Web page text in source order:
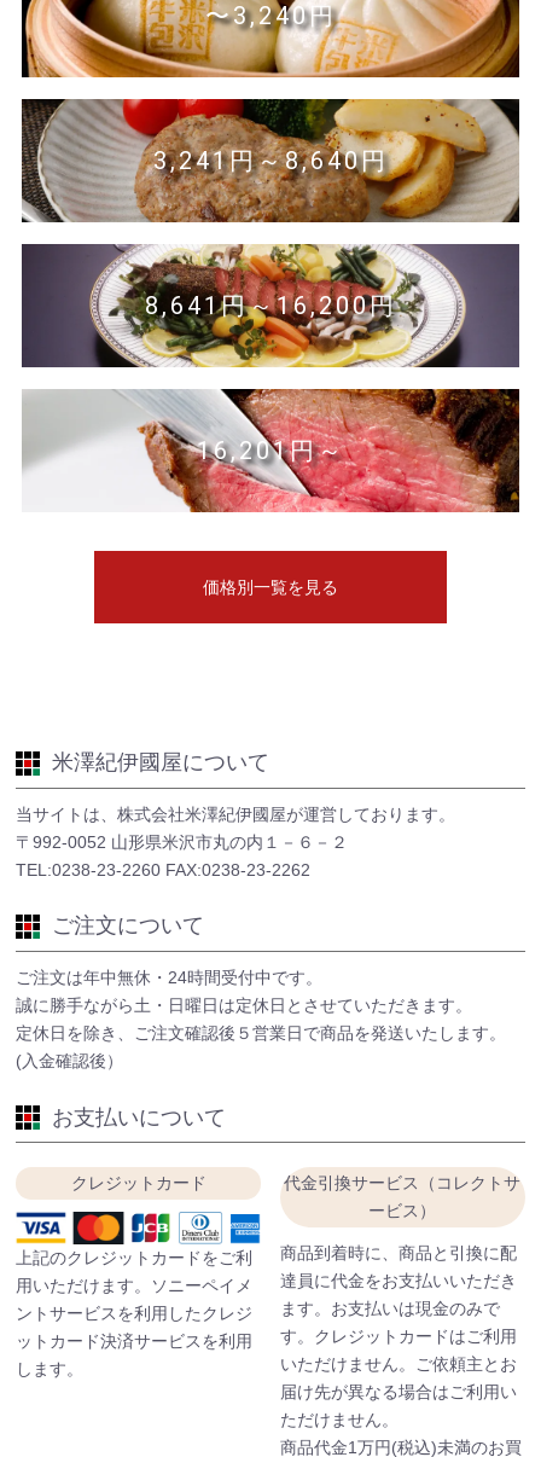
〜3,240円
3,241円～8,640円
8,641円～16,200円
16,201円～
価格別一覧を見る
米澤紀伊國屋について
当サイトは、株式会社米澤紀伊國屋が運営しております。
〒992-0052 山形県米沢市丸の内１－６－２
TEL:0238-23-2260 FAX:0238-23-2262
ご注文について
ご注文は年中無休・24時間受付中です。
誠に勝手ながら土・日曜日は定休日とさせていただきます。
定休日を除き、ご注文確認後５営業日で商品を発送いたします。
(入金確認後）
お支払いについて
クレジットカード
上記のクレジットカードをご利
用いただけます。ソニーペイメ
ントサービスを利用したクレジ
ットカード決済サービスを利用
します。
代金引換サービス（コレクトサ
ービス）
商品到着時に、商品と引換に配
達員に代金をお支払いいただき
ます。お支払いは現金のみで
す。クレジットカードはご利用
いただけません。ご依頼主とお
届け先が異なる場合はご利用い
ただけません。
商品代金1万円(税込)未満のお買